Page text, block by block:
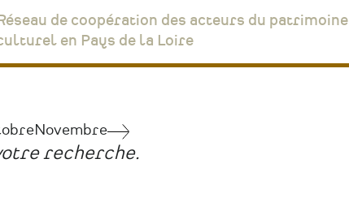
de coopération des acteurs du patrimoine
en Pays de la Loire
NovembreJuin
recherche.